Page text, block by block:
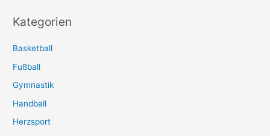
Kategorien
Basketball
Fußball
Gymnastik
Handball
Herzsport